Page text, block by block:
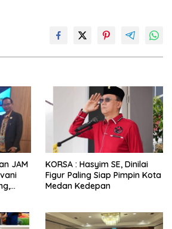
JAM
KORSA : Hasyim SE, Dinilai
Figur Paling Siap Pimpin Kota
Medan Kedepan